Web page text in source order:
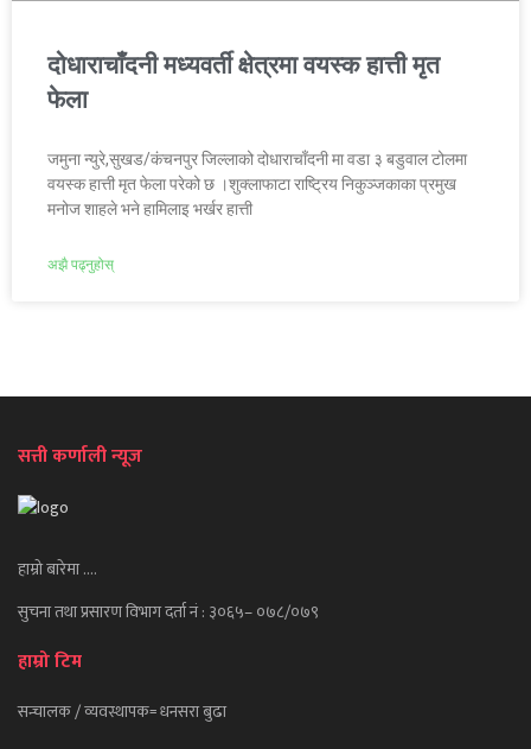
दोधाराचाँदनी मध्यवर्ती क्षेत्रमा वयस्क हात्ती मृत
फेला
जमुना न्युरे,सुखड/कंचनपुर जिल्लाको दोधाराचाँदनी मा वडा ३ बडुवाल टोलमा
वयस्क हात्ती मृत फेला परेको छ ।शुक्लाफाटा राष्ट्रिय निकुञ्जकाका प्रमुख
मनोज शाहले भने हामिलाइ भर्खर हात्ती
अझै पढ्नुहोस्
सत्ती कर्णाली न्यूज
हाम्रो बारेमा ….
सुचना तथा प्रसारण विभाग दर्ता नं : ३०६५– ०७८/०७९
हाम्रो टिम
सन्चालक / व्यवस्थापक= धनसरा बुढा